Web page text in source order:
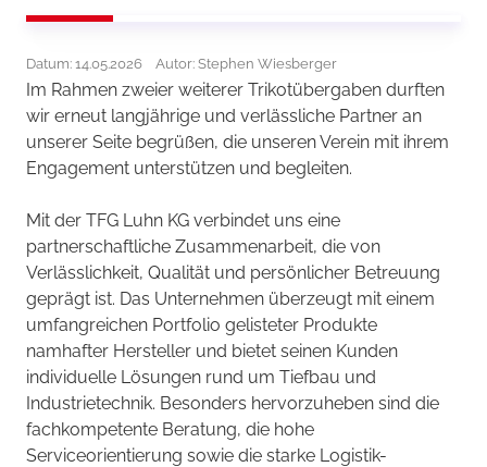
Datum: 14.05.2026 Autor: Stephen Wiesberger
Im Rahmen zweier weiterer Trikotübergaben durften
wir erneut langjährige und verlässliche Partner an
unserer Seite begrüßen, die unseren Verein mit ihrem
Engagement unterstützen und begleiten.
Mit der TFG Luhn KG verbindet uns eine
partnerschaftliche Zusammenarbeit, die von
Verlässlichkeit, Qualität und persönlicher Betreuung
geprägt ist. Das Unternehmen überzeugt mit einem
umfangreichen Portfolio gelisteter Produkte
namhafter Hersteller und bietet seinen Kunden
individuelle Lösungen rund um Tiefbau und
Industrietechnik. Besonders hervorzuheben sind die
fachkompetente Beratung, die hohe
Serviceorientierung sowie die starke Logistik-